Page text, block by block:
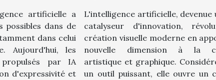
artificielle a
possibles dans de
dans celui
Aujourd'hui, les
propulsés par IA
d'expressivité et
L'intelligence artificielle, devenue
catalyseur d'innovation,
création visuelle moderne en
nouvelle dimension à la
artistique et graphique.
un outil puissant, elle ouvre un